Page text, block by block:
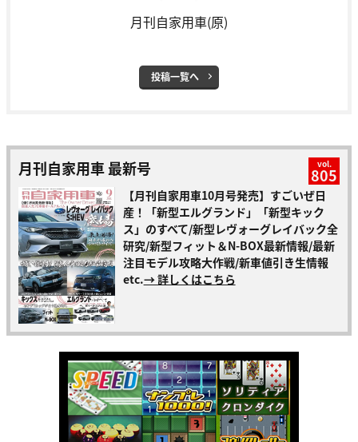
月刊自家用車(原)
投稿一覧へ
月刊自家用車 最新号 vol.
805
【月刊自家用車10月号発売】すごいぜ日
産！「新型エルグランド」「新型キック
ス」のすべて/新型レヴォーグレイバック全
研究/新型フィット＆N-BOX最新情報/最新
注目モデル攻略大作戦/新車値引き生情報
etc.→ 詳しくはこちら